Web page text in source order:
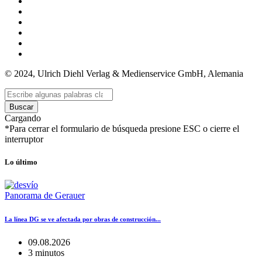
© 2024, Ulrich Diehl Verlag & Medienservice GmbH, Alemania
Buscar
Cargando
*Para cerrar el formulario de búsqueda presione ESC o cierre el
interruptor
Lo último
Panorama de Gerauer
La línea DG se ve afectada por obras de construcción...
09.08.2026
3 minutos